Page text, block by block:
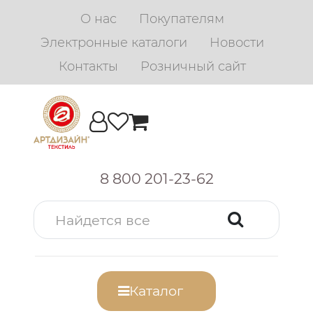
О нас
Покупателям
Электронные каталоги
Новости
Контакты
Розничный сайт
8 800 201-23-62
Каталог